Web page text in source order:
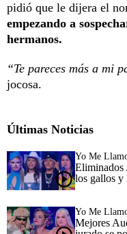
pidió que le dijera el
empezando a
hermanos.
“Te pareces más a mi
jocosa.
Últimas Noticias
Yo Me
Eliminados
los gallos y
Yo Me
Mejores